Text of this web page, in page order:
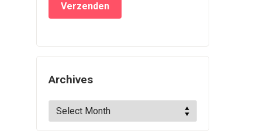
Archives
Archives